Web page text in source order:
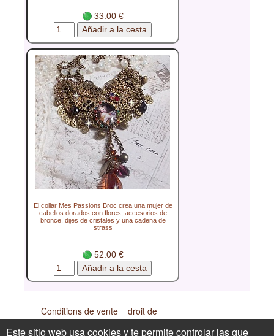
33.00 €
El collar Mes Passions Broc crea una mujer de
cabellos dorados con flores, accesorios de
bronce, dijes de cristales y una cadena de
strass
52.00 €
Conditions de vente
droit de
rétractation
Confidentialité ¿Primer pedido?
Este sitio web usa cookies y te permite controlar las que